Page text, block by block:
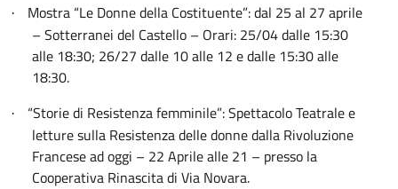
·
Mostra “Le Donne della Costituente”: dal 25 al 27 aprile
– Sotterranei del Castello – Orari: 25/04 dalle 15:30
alle 18:30; 26/27 dalle 10 alle 12 e dalle 15:30 alle
18:30.
·
“Storie di Resistenza femminile”: Spettacolo Teatrale e
letture sulla Resistenza delle donne dalla Rivoluzione
Francese ad oggi – 22 Aprile alle 21 – presso la
Cooperativa Rinascita di Via Novara.